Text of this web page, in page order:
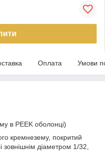
Оплата Умови
в PEEK оболонці)
кремнезему, покритий
діаметром 1/32,